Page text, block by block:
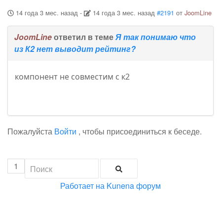
14 года 3 мес. назад- 14 года 3 мес. назад #2191 отJoomLine
JoomLineответил в темеЯ так понимаю что
из К2 нет выводит рейтинг?
компонент не совместим с к2
Пожалуйста Войти , чтобы присоединиться к беседе.
1
Работает на Kunena форум